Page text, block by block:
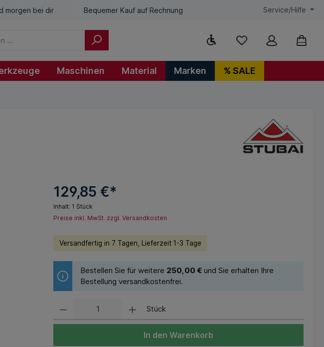
morgen bei dir Bequemer Kauf auf Rechnung Service/Hilfe
Werkzeugleiste anzeigen
Maschinen Material Marken % SALE
129,85 €*
Inhalt: 1 Stück
Preise inkl. MwSt. zzgl. Versandkosten
Versandfertig in 7 Tagen, Lieferzeit 1-3 Tage
Bestellen Sie für weitere 250,00 €und Sie erhalten Ihre
Bestellung versandkostenfrei.
Stück
In den Warenkorb